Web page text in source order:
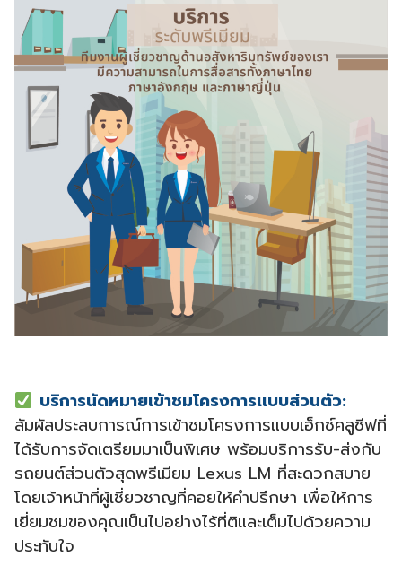
บริการนัดหมายเข้าชมโครงการเเบบส่วนตัว:
สัมผัสประสบการณ์การเข้าชมโครงการแบบเอ็กซ์คลูซีฟที่
ได้รับการจัดเตรียมมาเป็นพิเศษ พร้อมบริการรับ-ส่งกับ
รถยนต์ส่วนตัวสุดพรีเมียม Lexus LM ที่สะดวกสบาย
โดยเจ้าหน้าที่ผู้เชี่ยวชาญที่คอยให้คำปรึกษา เพื่อให้การ
เยี่ยมชมของคุณเป็นไปอย่างไร้ที่ติและเต็มไปด้วยความ
ประทับใจ